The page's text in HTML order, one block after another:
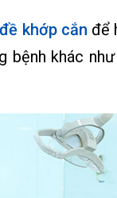
khớp cắn để
bệnh khác